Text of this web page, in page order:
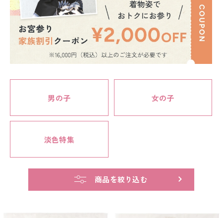
訪問着・付下げレンタル
ベビー着物レンタル
ジュニア着物レンタル
ベビー洋装レンタル
紋付袴レンタル
男の子 女の子
淡色特集
商品を絞り込む